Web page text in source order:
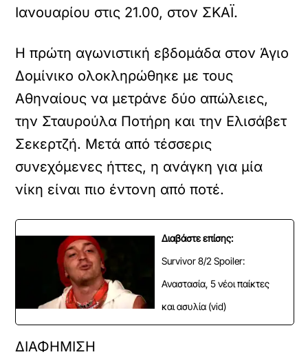
Ιανουαρίου στις 21.00, στον ΣΚΑΪ.
Η πρώτη αγωνιστική εβδομάδα στον Άγιο
Δομίνικο ολοκληρώθηκε με τους
Αθηναίους να μετράνε δύο απώλειες,
την Σταυρούλα Ποτήρη και την Ελισάβετ
Σεκερτζή. Μετά από τέσσερις
συνεχόμενες ήττες, η ανάγκη για μία
νίκη είναι πιο έντονη από ποτέ.
Διαβάστε επίσης:
Survivor 8/2 Spoiler:
Αναστασία, 5 νέοι παίκτες
και ασυλία (vid)
ΔΙΑΦΗΜΙΣΗ